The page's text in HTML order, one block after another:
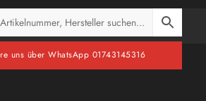
uns über WhatsApp 01743145316